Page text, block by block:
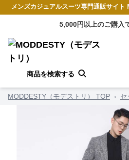
メンズカジュアルスーツ専門通販サイト
5,000円以上のご購入
商品を検索する
MODDESTY（モデストリ） TOP › セ